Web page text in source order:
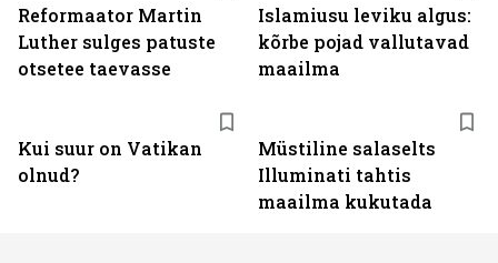
Reformaator Martin
Luther sulges patuste
otsetee taevasse
Islamiusu leviku algus:
kõrbe pojad vallutavad
maailma
Kui suur on Vatikan
olnud?
Müstiline salaselts
Illuminati tahtis
maailma kukutada